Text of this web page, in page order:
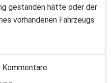
gestanden hätte oder der
vorhandenen Fahrzeugs
Kommentare